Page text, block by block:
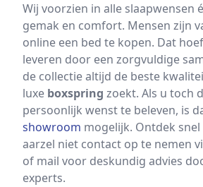
Wij voorzien in alle slaapwensen
gemak en comfort. Mensen zijn
online een bed te kopen. Dat
leveren door een zorgvuldige
de collectie altijd de beste
luxe boxspring zoekt. Als u toch
persoonlijk wenst te beleven, is
showroom mogelijk. Ontdek snel
aarzel niet contact op te nemen
of mail voor deskundig advies
experts.